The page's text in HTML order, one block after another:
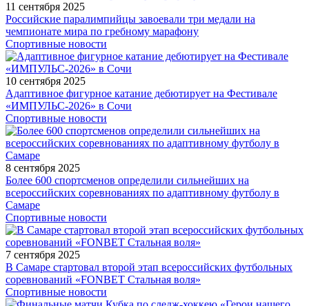
11 сентября 2025
Российские паралимпийцы завоевали три медали на
чемпионате мира по гребному марафону
Спортивные новости
10 сентября 2025
Адаптивное фигурное катание дебютирует на Фестивале
«ИМПУЛЬС-2026» в Сочи
Спортивные новости
8 сентября 2025
Более 600 спортсменов определили сильнейших на
всероссийских соревнованиях по адаптивному футболу в
Самаре
Спортивные новости
7 сентября 2025
В Самаре стартовал второй этап всероссийских футбольных
соревнований «FONBET Стальная воля»
Спортивные новости